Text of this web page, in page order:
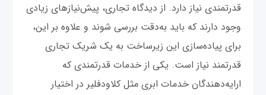
قدرتمندی نیاز دارد. از دیدگاه تجاری، پیش‌نیازهای زیادی
وجود دارند که باید به‌دقت بررسی شوند و علاوه بر این،
برای پیاده‌سازی این زیرساخت به یک شریک تجاری
قدرتمند نیاز است. یکی از خدمات قدرتمندی که
ارایه‌دهندگان خدمات ابری مثل کلاودفلیر در اختیار